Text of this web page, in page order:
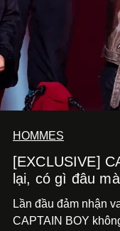
HOMMES
[EXCLUSIVE]
lại, có gì đâu
Lần đầu đảm nhận
CAPTAIN BOY